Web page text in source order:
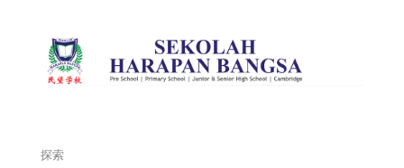
探索